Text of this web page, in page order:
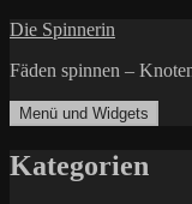
Zum
springen
Die Spinnerin
Fäden spinnen –
Menü und Widgets
Kategorien